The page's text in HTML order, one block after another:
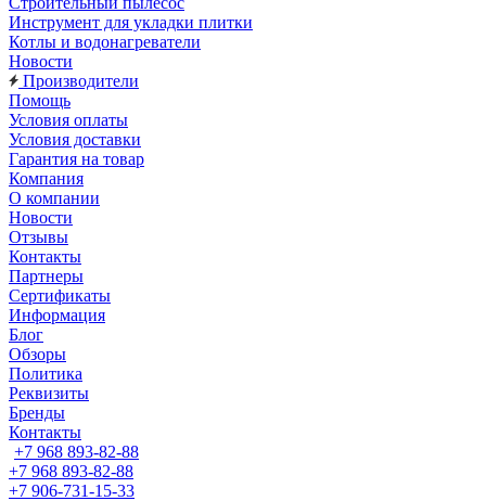
Инструмент для укладки плитки
Котлы и водонагреватели
Новости
Производители
Помощь
Условия оплаты
Условия доставки
Гарантия на товар
Компания
О компании
Новости
Отзывы
Контакты
Партнеры
Сертификаты
Информация
Блог
Обзоры
Политика
Реквизиты
Бренды
Контакты
+7 968 893-82-88
+7 968 893-82-88
+7 906-731-15-33